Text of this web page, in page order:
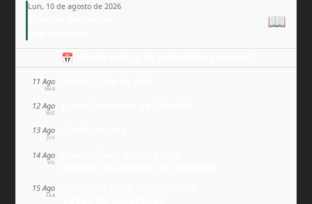
Lun, 10 de agosto de 2026
📖
📅 Añade todo a tu calendario personal
11 Ago
MAR
12 Ago
MIÉ
13 Ago
JUE
14 Ago
VIE
15 Ago
SÁB